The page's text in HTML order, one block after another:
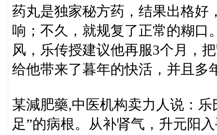
药丸是独家秘方药，结果出格好
响；不久，就规复了正常的糊口
风，乐传授建议他再服3个月，
给他带来了暮年的快活，并且多
某減肥藥,中医机构卖力人说：
足”的病根。从补肾气，升元阳